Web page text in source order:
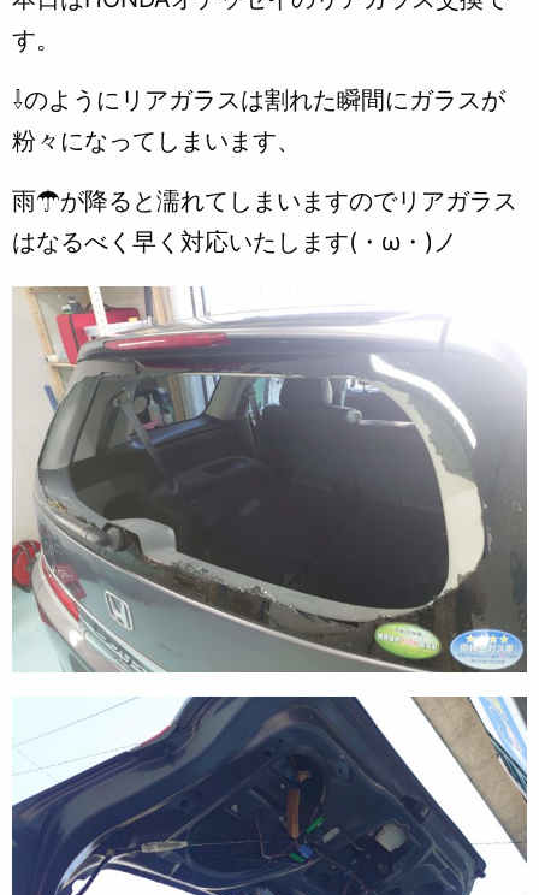
す。
⇩のようにリアガラスは割れた瞬間にガラスが
粉々になってしまいます、
雨☂が降ると濡れてしまいますのでリアガラス
はなるべく早く対応いたします(・ω・)ノ